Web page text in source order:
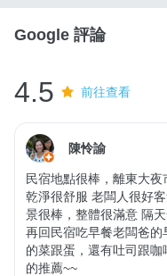
Google 評論
4.5 前往查看
陳怜諭
民宿地點很棒，離東大
乾淨很舒服 老闆人很好
景很棒，整體很滿意 隔
再回民宿吃早餐老闆爸
的菜跟蛋，還有吐司跟
的推薦~~